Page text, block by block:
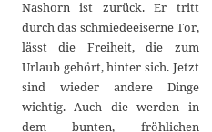
Nashorn ist zurück. Er tritt
durch das schmiedeeiserne Tor,
lässt die Freiheit, die zum
Urlaub gehört, hinter sich. Jetzt
sind wieder andere Dinge
wichtig. Auch die werden in
dem bunten, fröhlichen